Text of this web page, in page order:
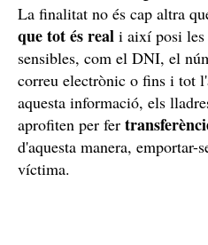
La finalitat no és cap altra
que tot és real i així posi les
sensibles, com el DNI, el
correu electrònic o fins i tot
aquesta informació, els
aprofiten per fer
d'aquesta manera, emportar-
víctima.